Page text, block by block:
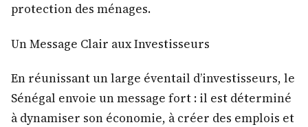
protection des ménages.
Un Message Clair aux Investisseurs
En réunissant un large éventail d’investisseurs, le
Sénégal envoie un message fort : il est déterminé
à dynamiser son économie, à créer des emplois et